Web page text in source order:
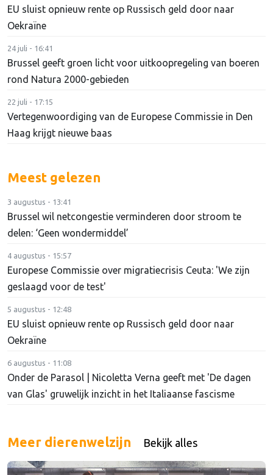
EU sluist opnieuw rente op Russisch geld door naar
Oekraïne
24 juli - 16:41
Brussel geeft groen licht voor uitkoopregeling van boeren
rond Natura 2000-gebieden
22 juli - 17:15
Vertegenwoordiging van de Europese Commissie in Den
Haag krijgt nieuwe baas
Meest gelezen
3 augustus - 13:41
Brussel wil netcongestie verminderen door stroom te
delen: ‘Geen wondermiddel’
4 augustus - 15:57
Europese Commissie over migratiecrisis Ceuta: 'We zijn
geslaagd voor de test'
5 augustus - 12:48
EU sluist opnieuw rente op Russisch geld door naar
Oekraïne
6 augustus - 11:08
Onder de Parasol | Nicoletta Verna geeft met 'De dagen
van Glas' gruwelijk inzicht in het Italiaanse fascisme
Meer dierenwelzijn Bekijk alles